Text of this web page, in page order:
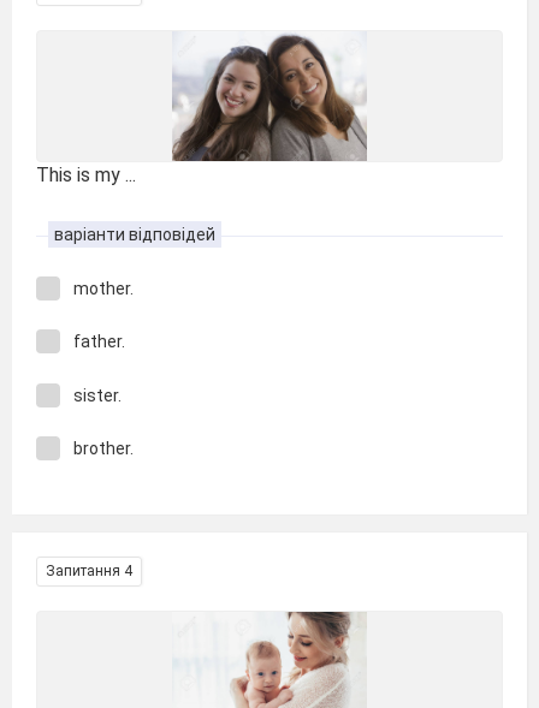
This is my ...
варіанти відповідей
mother.
father.
sister.
brother.
Запитання 4